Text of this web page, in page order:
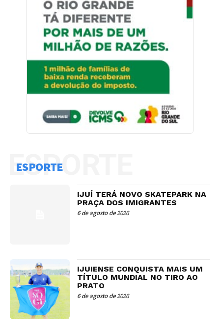
ESPORTE
ESPORTE
IJUÍ TERÁ NOVO SKATEPARK NA
PRAÇA DOS IMIGRANTES
6 de agosto de 2026
IJUIENSE CONQUISTA MAIS UM
TÍTULO MUNDIAL NO TIRO AO
PRATO
6 de agosto de 2026